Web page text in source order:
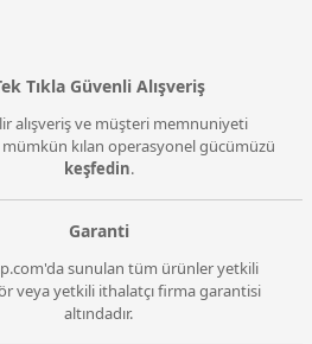
Tıkla Güvenli Alışveriş
alışveriş ve müşteri memnuniyeti
mümkün kılan operasyonel gücümüzü
keşfedin.
Garanti
sunulan tüm ürünler yetkili
veya yetkili ithalatçı firma garantisi
altındadır.